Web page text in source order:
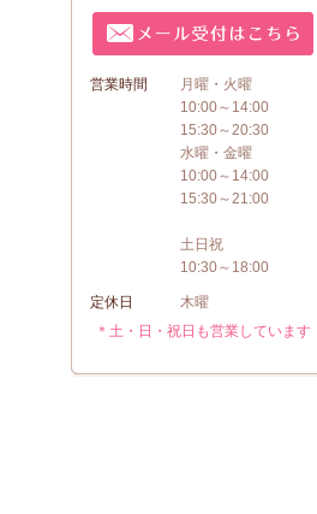
営業時間
月曜・火曜
10:00～14:00
15:30～20:30
水曜・金曜
10:00～14:00
15:30～21:00
土日祝
10:30～18:00
定休日
木曜
＊土・日・祝日も営業しています